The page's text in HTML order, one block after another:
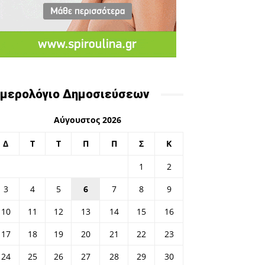
Δημοσιεύσεων
Αύγουστος 2026
Δ Τ Τ Π Π Σ Κ
1
2
3
4 5 6 7 8
9
10
11 12 13 14 15
16
17
18 19 20 21 22
23
24
25 26 27 28 29 30